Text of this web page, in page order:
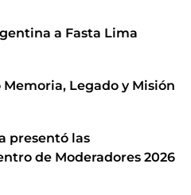
a Fasta Lima
Legado y Misión
presentó las
de Moderadores 2026